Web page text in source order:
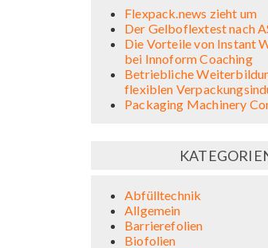
Flexpack.news zieht um
Der Gelboflextest nach
Die Vorteile von Instant
bei Innoform Coaching
Betriebliche
flexiblen
Packaging Machinery
Abfülltechnik
Allgemein
Barrierefolien
Biofolien